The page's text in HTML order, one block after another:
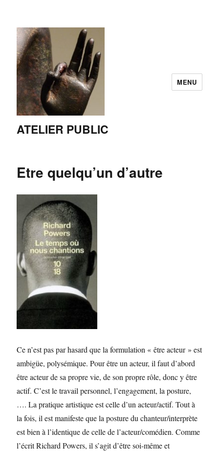
ATELIER PUBLIC
MENU
Etre quelqu’un d’autre
Ce n’est pas par hasard que la formulation « être acteur » est
ambigüe, polysémique. Pour être un acteur, il faut d’abord
être acteur de sa propre vie, de son propre rôle, donc y être
actif. C’est le travail personnel, l’engagement, la posture,
…. La pratique artistique est celle d’un acteur/actif. Tout à
la fois, il est manifeste que la posture du chanteur/interprète
est bien à l’identique de celle de l’acteur/comédien. Comme
l’écrit Richard Powers, il s’agit d’être soi-même et